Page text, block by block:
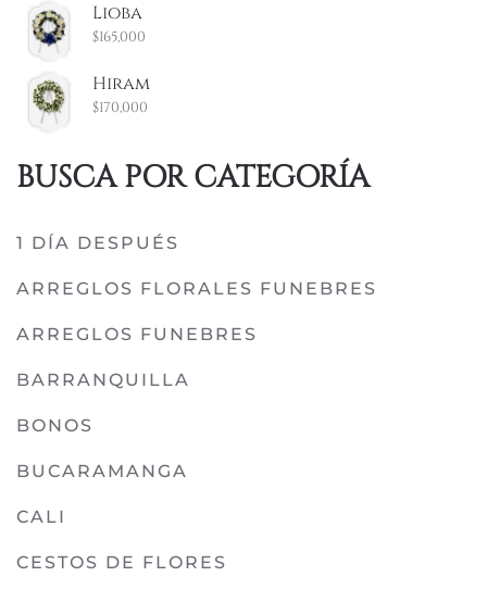
Lioba
$165,000
Hiram
$170,000
BUSCA POR CATEGORÍA
1 DÍA DESPUÉS
ARREGLOS FLORALES FUNEBRES
ARREGLOS FUNEBRES
BARRANQUILLA
BONOS
BUCARAMANGA
CALI
CESTOS DE FLORES